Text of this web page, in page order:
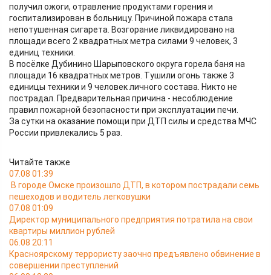
получил ожоги, отравление продуктами горения и
госпитализирован в больницу. Причиной пожара стала
непотушенная сигарета. Возгорание ликвидировано на
площади всего 2 квадратных метра силами 9 человек, 3
единиц техники.
В посёлке Дубинино Шарыповского округа горела баня на
площади 16 квадратных метров. Тушили огонь также 3
единицы техники и 9 человек личного состава. Никто не
пострадал. Предварительная причина - несоблюдение
правил пожарной безопасности при эксплуатации печи.
За сутки на оказание помощи при ДТП силы и средства МЧС
России привлекались 5 раз.
Читайте также
07.08 01:39
В городе Омске произошло ДТП, в котором пострадали семь
пешеходов и водитель легковушки
07.08 01:09
Директор муниципального предприятия потратила на свои
квартиры миллион рублей
06.08 20:11
Красноярскому террористу заочно предъявлено обвинение в
совершении преступлений